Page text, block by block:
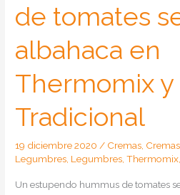
de tomates
albahaca en
Thermomix y
Tradicional
19 diciembre 2020/ Cremas, Cremas
Legumbres, Legumbres,Thermomix
Un estupendo hummus de tomates